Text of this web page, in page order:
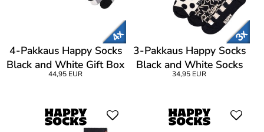
4-Pakkaus Happy Socks
Black and White Gift Box
44,95 EUR
3-Pakkaus Happy Socks
Black and White Socks
Gift Box
34,95 EUR